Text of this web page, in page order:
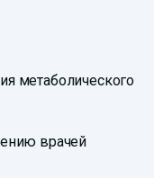
метаболического
врачей